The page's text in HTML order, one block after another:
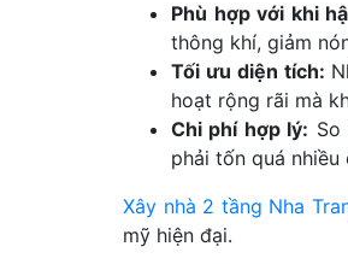
Phù hợp với khi
thông khí, giảm
Tối ưu diện tích:
hoạt rộng rãi mà
Chi phí hợp lý:
phải tốn quá nhiều
Xây nhà 2 tầng Nha
mỹ hiện đại.